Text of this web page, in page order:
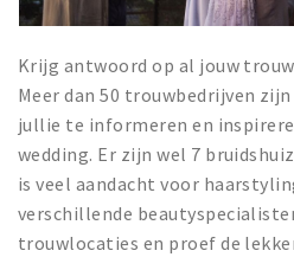
Krijg antwoord op al jouw
Meer dan 50 trouwbedrijven
jullie te informeren en
wedding. Er zijn wel 7
is veel aandacht voor
verschillende
trouwlocaties en proef de